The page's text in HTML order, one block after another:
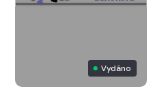
Vydáno